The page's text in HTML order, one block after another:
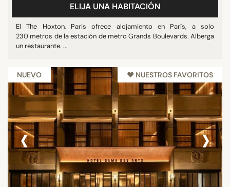
ELIJA UNA HABITACIÓN
El The Hoxton, Paris ofrece alojamiento en París, a solo
230 metros de la estación de metro Grands Boulevards. Alberga
un restaurante. ...
NUEVO ♥︎ NUESTROS FAVORITOS
‹ ›